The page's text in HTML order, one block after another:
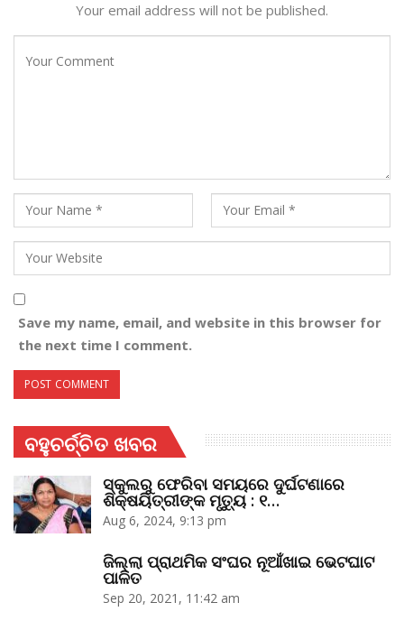
Your email address will not be published.
Save my name, email, and website in this browser for
the next time I comment.
ବହୁଚର୍ଚ୍ଚିତ ଖବର
ସ୍କୁଲରୁ ଫେରିବା ସମୟରେ ଦୁର୍ଘଟଣାରେ
ଶିକ୍ଷୟିତ୍ରୀଙ୍କ ମୃତ୍ୟୁ : ୧…
Aug 6, 2024, 9:13 pm
ଜିଲ୍ଲା ପ୍ରାଥମିକ ସଂଘର ନୂଆଁଖାଇ ଭେଟଘାଟ
ପାଳିତ
Sep 20, 2021, 11:42 am